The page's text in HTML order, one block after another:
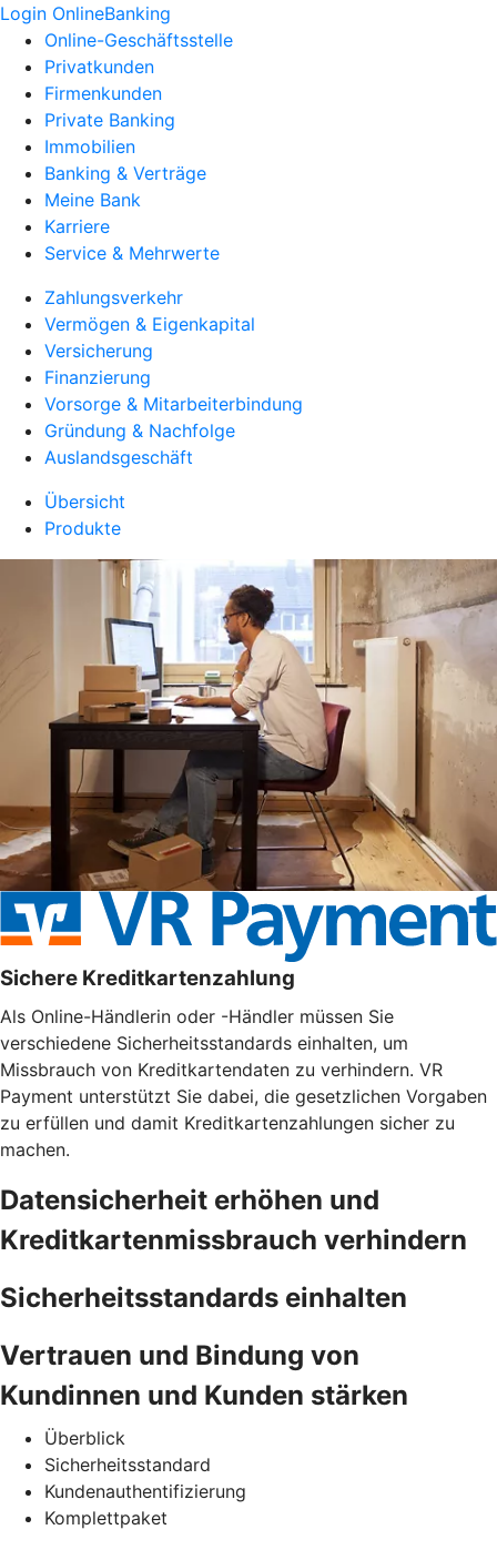
Login OnlineBanking
Online-Geschäftsstelle
Privatkunden
Firmenkunden
Private Banking
Immobilien
Banking & Verträge
Meine Bank
Karriere
Service & Mehrwerte
Zahlungsverkehr
Vermögen & Eigenkapital
Versicherung
Finanzierung
Vorsorge & Mitarbeiterbindung
Gründung & Nachfolge
Auslandsgeschäft
Übersicht
Produkte
Sichere Kreditkartenzahlung
Als Online-Händlerin oder -Händler müssen Sie
verschiedene Sicherheitsstandards einhalten, um
Missbrauch von Kreditkartendaten zu verhindern. VR
Payment unterstützt Sie dabei, die gesetzlichen Vorgaben
zu erfüllen und damit Kreditkartenzahlungen sicher zu
machen.
Datensicherheit erhöhen und
Kreditkartenmissbrauch verhindern
Sicherheitsstandards einhalten
Vertrauen und Bindung von
Kundinnen und Kunden stärken
Überblick
Sicherheitsstandard
Kundenauthentifizierung
Komplettpaket